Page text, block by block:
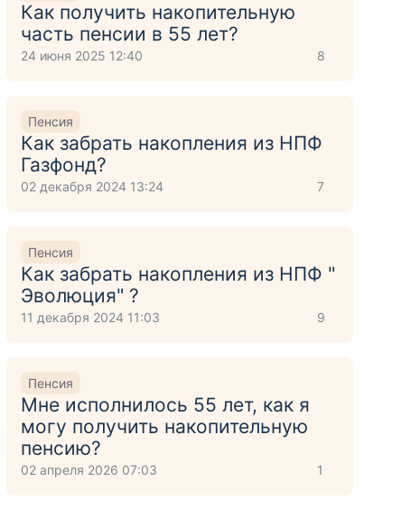
Как получить накопительную
часть пенсии в 55 лет?
24 июня 2025 12:40 8
Пенсия
Как забрать накопления из НПФ
Газфонд?
02 декабря 2024 13:24 7
Пенсия
Как забрать накопления из НПФ "
Эволюция" ?
11 декабря 2024 11:03 9
Пенсия
Мне исполнилось 55 лет, как я
могу получить накопительную
пенсию?
02 апреля 2026 07:03 1